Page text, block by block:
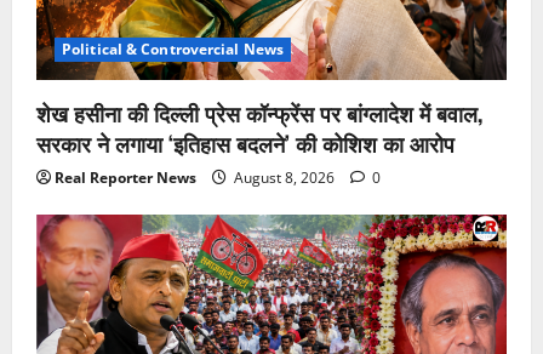
Political & Controvercial News
शेख हसीना की दिल्ली प्रेस कॉन्फ्रेंस पर बांग्लादेश में बवाल,
सरकार ने लगाया ‘इतिहास बदलने’ की कोशिश का आरोप
Real Reporter News August 8, 2026 0